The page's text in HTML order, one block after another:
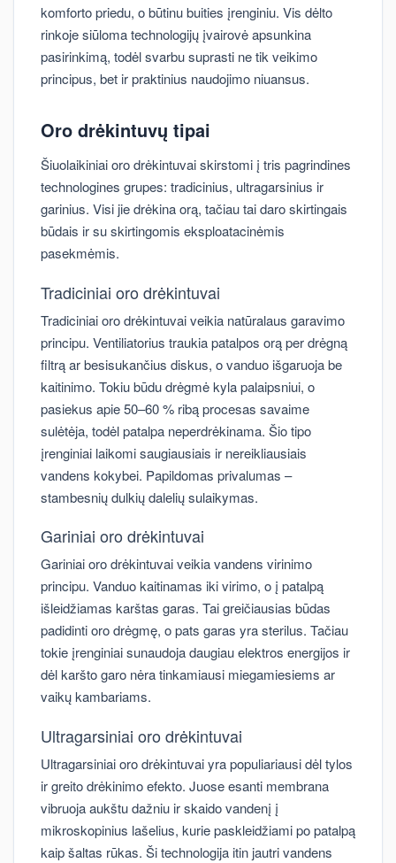
komforto priedu, o būtinu buities įrenginiu. Vis dėlto
rinkoje siūloma technologijų įvairovė apsunkina
pasirinkimą, todėl svarbu suprasti ne tik veikimo
principus, bet ir praktinius naudojimo niuansus.
Oro drėkintuvų tipai
Šiuolaikiniai oro drėkintuvai skirstomi į tris pagrindines
technologines grupes: tradicinius, ultragarsinius ir
garinius. Visi jie drėkina orą, tačiau tai daro skirtingais
būdais ir su skirtingomis eksploatacinėmis
pasekmėmis.
Tradiciniai oro drėkintuvai
Tradiciniai oro drėkintuvai veikia natūralaus garavimo
principu. Ventiliatorius traukia patalpos orą per drėgną
filtrą ar besisukančius diskus, o vanduo išgaruoja be
kaitinimo. Tokiu būdu drėgmė kyla palaipsniui, o
pasiekus apie 50–60 % ribą procesas savaime
sulėtėja, todėl patalpa neperdrėkinama. Šio tipo
įrenginiai laikomi saugiausiais ir nereikliausiais
vandens kokybei. Papildomas privalumas –
stambesnių dulkių dalelių sulaikymas.
Gariniai oro drėkintuvai
Gariniai oro drėkintuvai veikia vandens virinimo
principu. Vanduo kaitinamas iki virimo, o į patalpą
išleidžiamas karštas garas. Tai greičiausias būdas
padidinti oro drėgmę, o pats garas yra sterilus. Tačiau
tokie įrenginiai sunaudoja daugiau elektros energijos ir
dėl karšto garo nėra tinkamiausi miegamiesiems ar
vaikų kambariams.
Ultragarsiniai oro drėkintuvai
Ultragarsiniai oro drėkintuvai yra populiariausi dėl tylos
ir greito drėkinimo efekto. Juose esanti membrana
vibruoja aukštu dažniu ir skaido vandenį į
mikroskopinius lašelius, kurie paskleidžiami po patalpą
kaip šaltas rūkas. Ši technologija itin jautri vandens